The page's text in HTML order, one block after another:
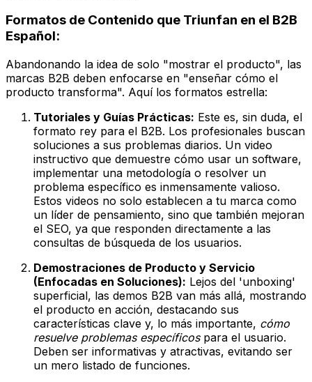
Formatos de Contenido que Triunfan en el B2B
Español:
Abandonando la idea de solo "mostrar el producto", las
marcas B2B deben enfocarse en "enseñar cómo el
producto transforma". Aquí los formatos estrella:
Tutoriales y Guías Prácticas: Este es, sin duda, el
formato rey para el B2B. Los profesionales buscan
soluciones a sus problemas diarios. Un video
instructivo que demuestre cómo usar un software,
implementar una metodología o resolver un
problema específico es inmensamente valioso.
Estos videos no solo establecen a tu marca como
un líder de pensamiento, sino que también mejoran
el SEO, ya que responden directamente a las
consultas de búsqueda de los usuarios.
Demostraciones de Producto y Servicio
(Enfocadas en Soluciones): Lejos del 'unboxing'
superficial, las demos B2B van más allá, mostrando
el producto en acción, destacando sus
características clave y, lo más importante, cómo
resuelve problemas específicospara el usuario.
Deben ser informativas y atractivas, evitando ser
un mero listado de funciones.